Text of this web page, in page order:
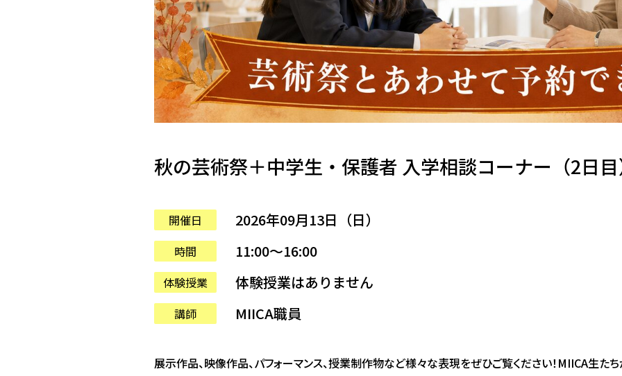
秋の芸術祭＋中学生・保護者 入学相談コーナー（2日
開催日 2026年09月13日（日）
時間 11:00〜16:00
体験授業 体験授業はありません
講師 MIICA職員
展示作品、映像作品、パフォーマンス、授業制作物など様々な表現をぜひご覧ください！MIICA生た